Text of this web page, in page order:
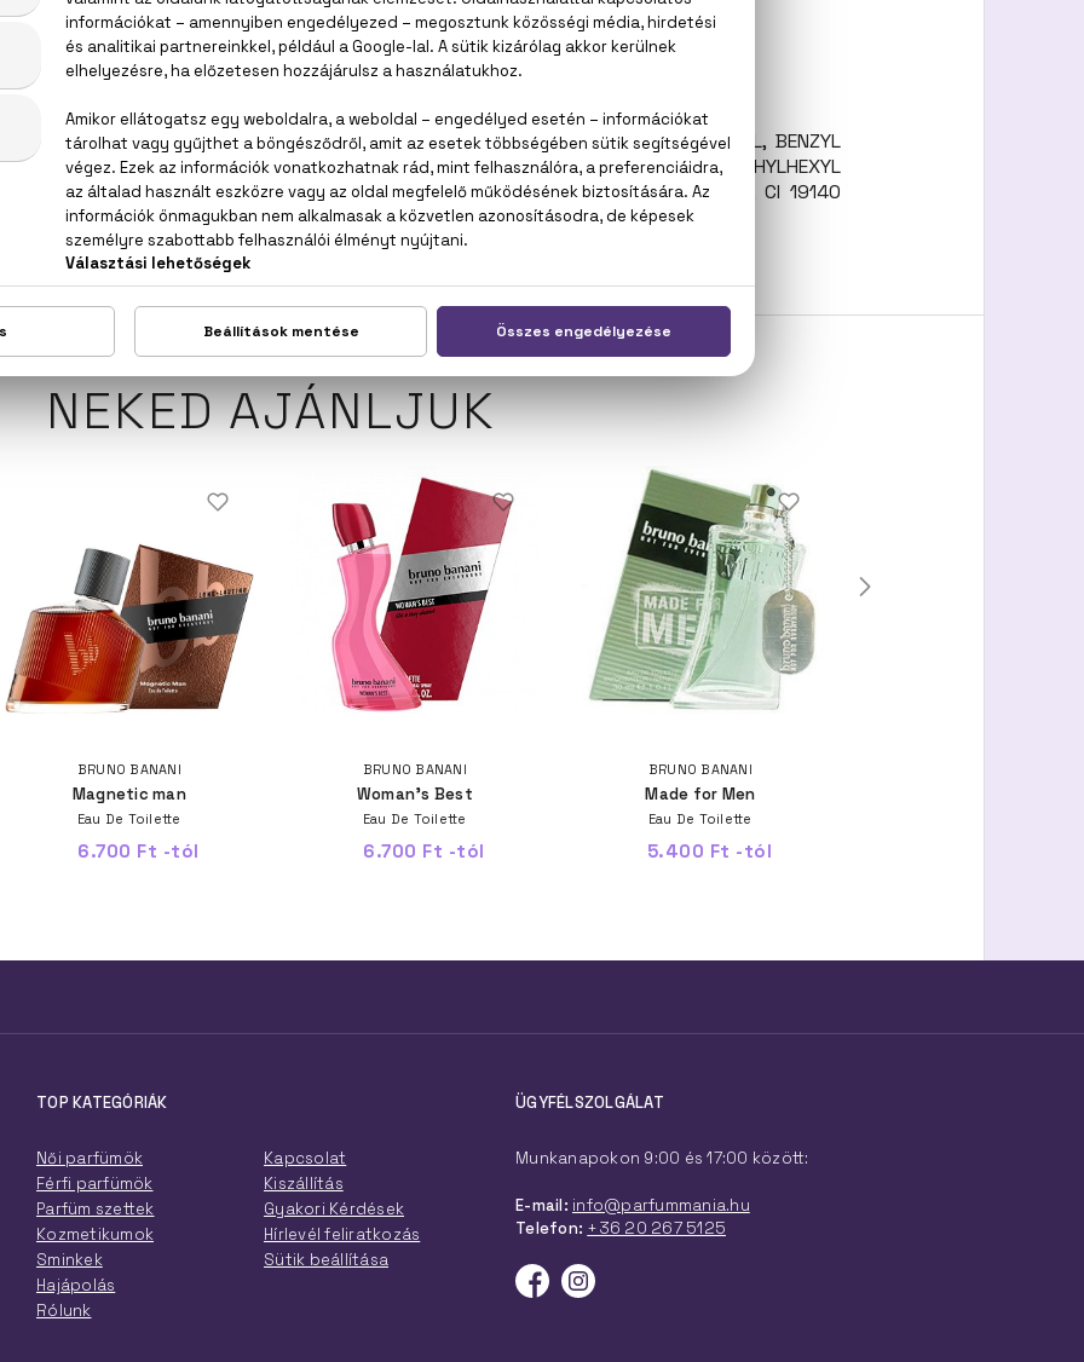
rózsa, vanília, borostyánkő
(WATER), PARFUM (FRAGRANCE), ALPHA-ISOMETHYL IONONE, AMYL CINNAMAL, BENZYL
CITRONELLOL, DIETHYLAMINO HYDROXYBENZOYL HEXYL BENZOATE, ETHYLHEXYL
CINNAMAL, HYDROXYCITRONELLAL, LIMONENE, LINALOOL, CI 17200 (RED 33), CI 19140
NEKED AJÁNLJUK
BRUNO BANANI
Magnetic man
Eau De Toilette
6.700 Ft -tól
BRUNO BANANI
Woman's Best
Eau De Toilette
6.700 Ft -tól
BRUNO BANANI
Made for Men
Eau De Toilette
5.400 Ft -tól
TOP KATEGÓRIÁK
Női parfümök
Férfi parfümök
Parfüm szettek
Kozmetikumok
Sminkek
Hajápolás
Rólunk
Kapcsolat
Kiszállítás
Gyakori Kérdések
Hírlevél feliratkozás
Sütik beállítása
ÜGYFÉLSZOLGÁLAT
Munkanapokon 9:00 és 17:00 között:
E-mail: info@parfummania.hu
Telefon: +36 20 267 5125